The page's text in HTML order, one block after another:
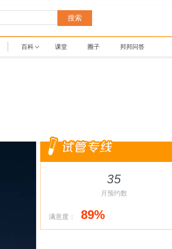
搜索
百科 课堂 圈子 邦邦问答
35
月预约数
满意度： 89%